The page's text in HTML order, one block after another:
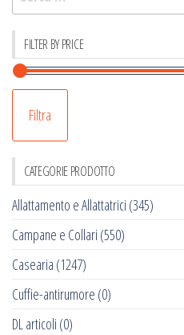
per:
FILTER BY PRICE
Filtra
CATEGORIE PRODOTTO
Allattamento e Allattatrici (345)
Campane e Collari (550)
Casearia (1247)
Cuffie-antirumore (0)
DL articoli (0)